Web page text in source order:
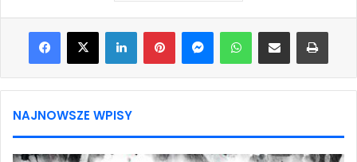
Facebook
X LinkedInPinterestMessengerWhatsAppShare via Email Print
NAJNOWSZE WPISY